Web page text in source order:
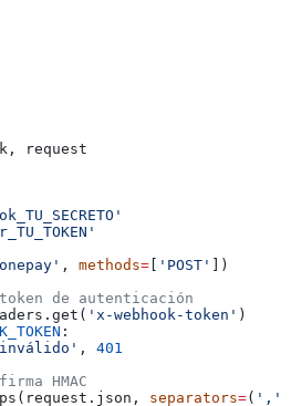
request
, methods= [ 'POST' ])
de autenticación
'x-webhook-token' )
:
, 401
HMAC
separators=( ','